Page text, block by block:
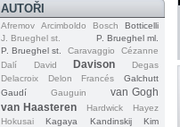
AUTOŘI
Afremov Arcimboldo Bosch
Botticelli
J. Brueghel st.
P. Brueghel ml.
P. Brueghel st.
Caravaggio
Cézanne
Dalí
David Davison
Degas
Delacroix
Delon Francés
Galchutt
Gaudí
Gauguin
van Gogh
van Haasteren
Hardwick
Hayez
Hokusai
Kagaya Kandinskij Kim